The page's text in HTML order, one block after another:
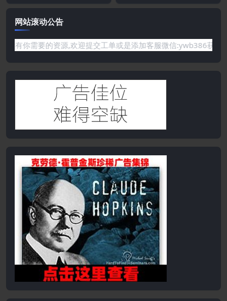
网站滚动公告
或是网站没有你需要的资源,欢迎提交工单或是添加客服微信